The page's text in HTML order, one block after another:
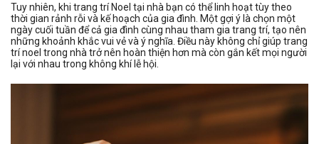
Tuy nhiên, khi trang trí Noel tại nhà bạn có thể linh hoạt tùy theo
thời gian rảnh rỗi và kế hoạch của gia đình. Một gợi ý là chọn một
ngày cuối tuần để cả gia đình cùng nhau tham gia trang trí, tạo nên
những khoảnh khắc vui vẻ và ý nghĩa. Điều này không chỉ giúp trang
trí noel trong nhà trở nên hoàn thiện hơn mà còn gắn kết mọi người
lại với nhau trong không khí lễ hội.